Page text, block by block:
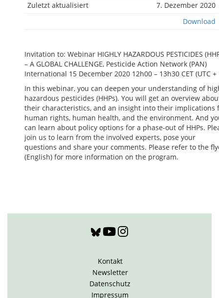
Zuletzt aktualisiert
7. Dezember 2020
Download
Invitation to: Webinar HIGHLY HAZARDOUS PESTICIDES
– A GLOBAL CHALLENGE, Pesticide Action Network (PAN)
International 15 December 2020 12h00 – 13h30 CET (UTC +
In this webinar, you can deepen your understanding of
hazardous pesticides (HHPs). You will get an overview
their characteristics, and an insight into their implications
human rights, human health, and the environment. And
can learn about policy options for a phase-out of HHPs.
join us to learn from the involved experts, pose your
questions and share your comments. Please refer to the
(English) for more information on the program.
Kontakt
Newsletter
Datenschutz
Impressum